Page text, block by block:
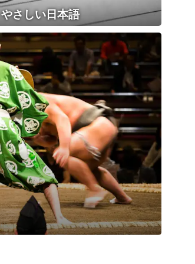
やさしい日本語